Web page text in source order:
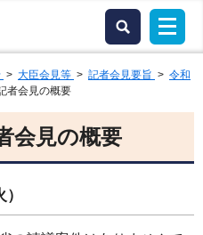
> 大臣会見等 > 記者会見要旨 > 令和
者会見の概要
会見の概要